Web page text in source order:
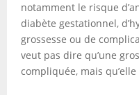
notamment le risque
diabète gestationnel,
grossesse ou de
veut pas dire qu’une
compliquée, mais